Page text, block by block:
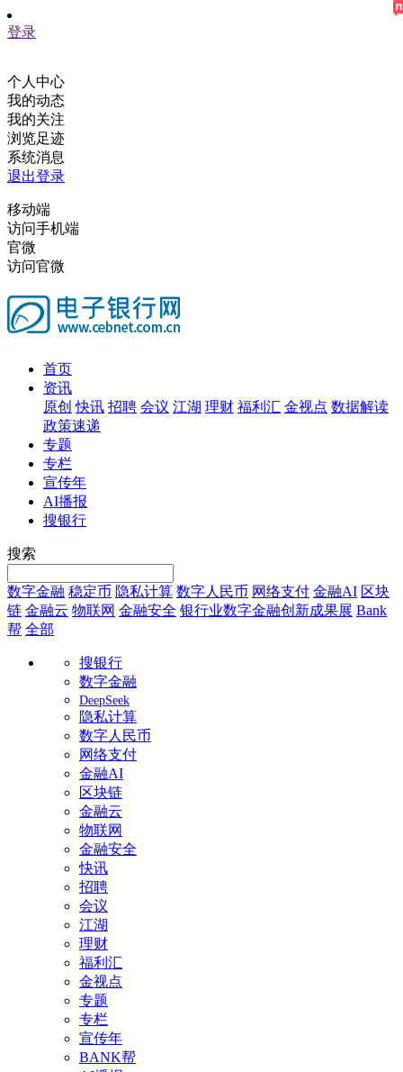
登录
个人中心
我的动态
我的关注
浏览足迹
系统消息
退出登录
移动端
访问手机端
官微
访问官微
首页
资讯
原创 快讯 招聘 会议 江湖 理财 福利汇 金视点 数据解读
政策速递
专题
专栏
宣传年
AI播报
搜银行
搜索
数字金融 稳定币 隐私计算 数字人民币 网络支付 金融AI 区块
链 金融云 物联网 金融安全 银行业数字金融创新成果展 Bank
帮 全部
搜银行
数字金融
DeepSeek
隐私计算
数字人民币
网络支付
金融AI
区块链
金融云
物联网
金融安全
快讯
招聘
会议
江湖
理财
福利汇
金视点
专题
专栏
宣传年
BANK帮